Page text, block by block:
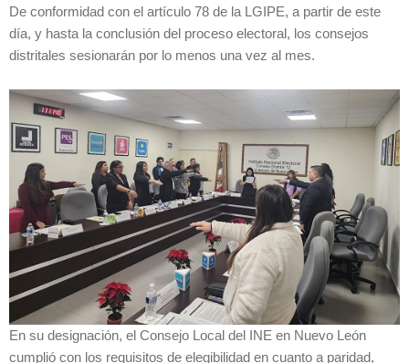
De conformidad con el artículo 78 de la LGIPE, a partir de este
día, y hasta la conclusión del proceso electoral, los consejos
distritales sesionarán por lo menos una vez al mes.
En su designación, el Consejo Local del INE en Nuevo León
cumplió con los requisitos de elegibilidad en cuanto a paridad,